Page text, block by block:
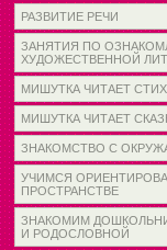
РАЗВИТИЕ РЕЧИ
ЗАНЯТИЯ ПО
ХУДОЖЕСТВЕННОЙ
МИШУТКА ЧИТАЕТ
МИШУТКА ЧИТАЕТ
ЗНАКОМСТВО С
УЧИМСЯ
ПРОСТРАНСТВЕ
ЗНАКОМИМ
И РОДОСЛОВНОЙ